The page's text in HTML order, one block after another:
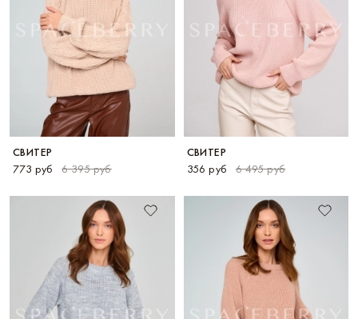
СВИТЕР
773 руб
6 395 руб
СВИТЕР
356 руб
6 495 руб